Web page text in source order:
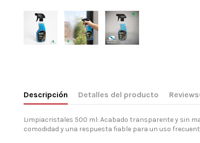
Descripción Detalles del producto Reviews
Limpiacristales 500 ml: Acabado transparente y sin
comodidad y una respuesta fiable para un uso